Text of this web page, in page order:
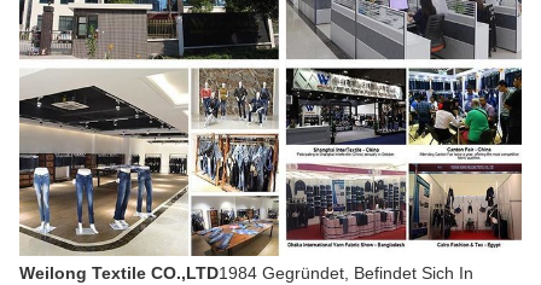
Weilong Textile CO.,LTD1984 Gegründet, Befindet Sich In